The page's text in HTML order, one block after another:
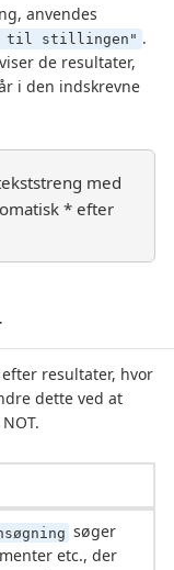
anvendes
til stillingen" .
de resultater,
i den indskrevne
med
* efter
resultater, hvor
dette ved at
søger
etc., der